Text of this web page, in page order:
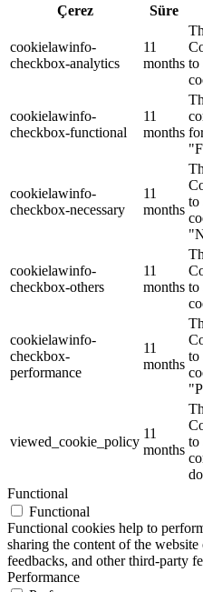
Çerez
Süre
cookielawinfo-
checkbox-analytics
11
months to
cookielawinfo-
checkbox-functional
11
months
cookielawinfo-
checkbox-necessary
11
months
to
cookielawinfo-
checkbox-others
11
months to
cookielawinfo-
checkbox-
performance
11
months
to
viewed_cookie_policy
11
months
to
Functional
Functional
Functional cookies help to
sharing the content of the
feedbacks, and other third-party
Performance